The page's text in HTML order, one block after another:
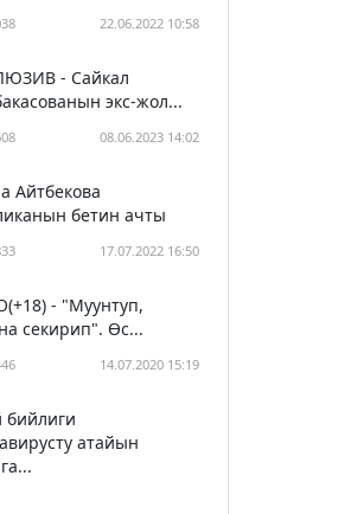
22.06.2022 10:58
- Сайкал
экс-жол...
08.06.2023 14:02
Айтбекова
бетин ачты
17.07.2022 16:50
- "Муунтуп,
секирип". Өс...
14.07.2020 15:19
бийлиги
атайын